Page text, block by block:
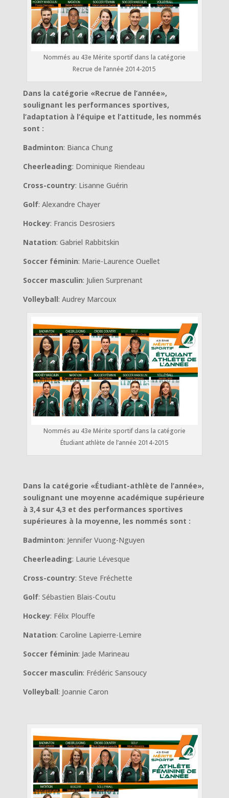
Nommés au 43e Mérite sportif dans la catégorie
Recrue de l’année 2014-2015
Dans la catégorie «Recrue de l’année»,
soulignant les performances sportives,
l’adaptation à l’équipe et l’attitude, les nommés
sont :
Badminton: Bianca Chung
Cheerleading: Dominique Riendeau
Cross-country: Lisanne Guérin
Golf: Alexandre Chayer
Hockey: Francis Desrosiers
Natation: Gabriel Rabbitskin
Soccer féminin: Marie-Laurence Ouellet
Soccer masculin: Julien Surprenant
Volleyball: Audrey Marcoux
Nommés au 43e Mérite sportif dans la catégorie
Étudiant athlète de l’année 2014-2015
Dans la catégorie «Étudiant-athlète de l’année»,
soulignant une moyenne académique supérieure
à 3,4 sur 4,3 et des performances sportives
supérieures à la moyenne, les nommés sont :
Badminton: Jennifer Vuong-Nguyen
Cheerleading: Laurie Lévesque
Cross-country: Steve Fréchette
Golf: Sébastien Blais-Coutu
Hockey: Félix Plouffe
Natation: Caroline Lapierre-Lemire
Soccer féminin: Jade Marineau
Soccer masculin: Frédéric Sansoucy
Volleyball: Joannie Caron